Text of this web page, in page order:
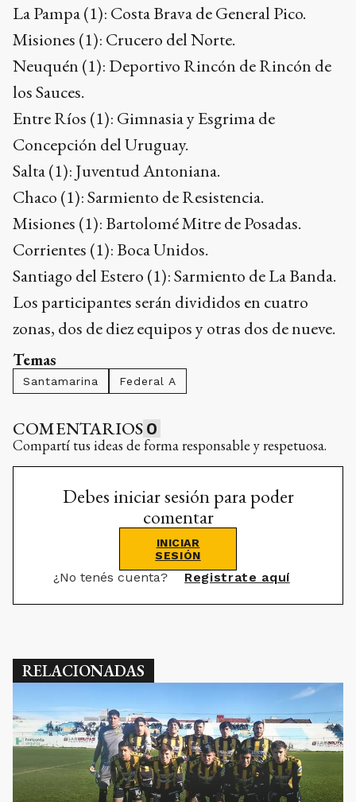
La Pampa (1): Costa Brava de General Pico.
Misiones (1): Crucero del Norte.
Neuquén (1): Deportivo Rincón de Rincón de
los Sauces.
Entre Ríos (1): Gimnasia y Esgrima de
Concepción del Uruguay.
Salta (1): Juventud Antoniana.
Chaco (1): Sarmiento de Resistencia.
Misiones (1): Bartolomé Mitre de Posadas.
Corrientes (1): Boca Unidos.
Santiago del Estero (1): Sarmiento de La Banda.
Los participantes serán divididos en cuatro
zonas, dos de diez equipos y otras dos de nueve.
Temas
Santamarina Federal A
COMENTARIOS 0
Compartí tus ideas de forma responsable y respetuosa.
Debes iniciar sesión para poder
comentar
INICIAR
SESIÓN
¿No tenés cuenta? Registrate aquí
RELACIONADAS